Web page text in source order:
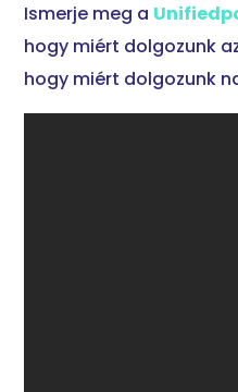
Ismerje meg a
hogy miért dolgozunk
hogy miért dolgozunk